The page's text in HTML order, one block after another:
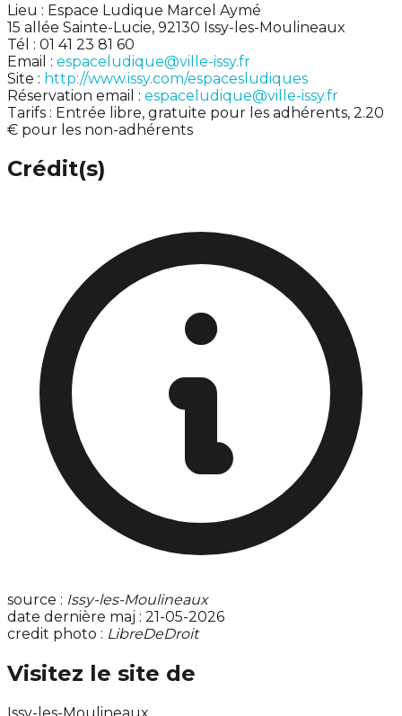
Lieu : Espace Ludique Marcel Aymé
15 allée Sainte-Lucie, 92130 Issy-les-Moulineaux
Tél : 01 41 23 81 60
Email : espaceludique@ville-issy.fr
Site : http://www.issy.com/espacesludiques
Réservation email : espaceludique@ville-issy.fr
Tarifs : Entrée libre, gratuite pour les adhérents, 2.20
€ pour les non-adhérents
Crédit(s)
source : Issy-les-Moulineaux
date dernière maj : 21-05-2026
credit photo : LibreDeDroit
Visitez le site de